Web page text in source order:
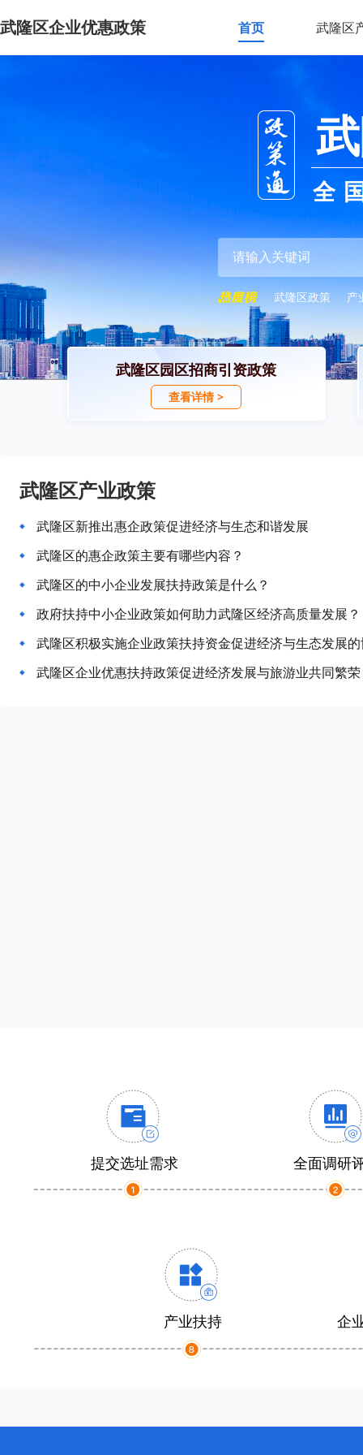
武隆区企业优惠政策 首页 武隆区
全
武隆区政策 产
武隆区园区招商引资政策
查看详情 >
武隆区产业政策
武隆区新推出惠企政策促进经济与生态和谐发展
武隆区的惠企政策主要有哪些内容？
武隆区的中小企业发展扶持政策是什么？
政府扶持中小企业政策如何助力武隆区经济高质量发展？
武隆区积极实施企业政策扶持资金促进经济与生态发展
武隆区企业优惠扶持政策促进经济发展与旅游业共同繁荣
提交选址需求 全面调研
产业扶持 企